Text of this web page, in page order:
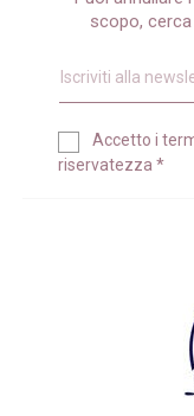
scopo,
Accetto i
riservatezza *